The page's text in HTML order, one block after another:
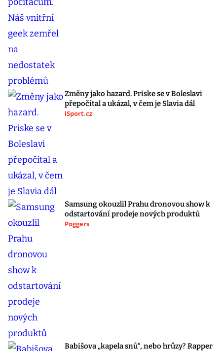
Změny jako hazard. Priske se v Boleslavi
přepočítal a ukázal, v čem je Slavia dál
iSport.cz
Samsung okouzlil Prahu dronovou show k
odstartování prodeje nových produktů
Poggers
Babišova „kapela snů“, nebo hrůzy? Rapper